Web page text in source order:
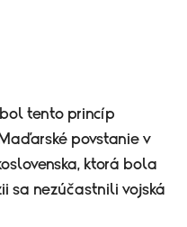
tento princíp
povstanie v
ktorá bola
sa nezúčastnili vojská